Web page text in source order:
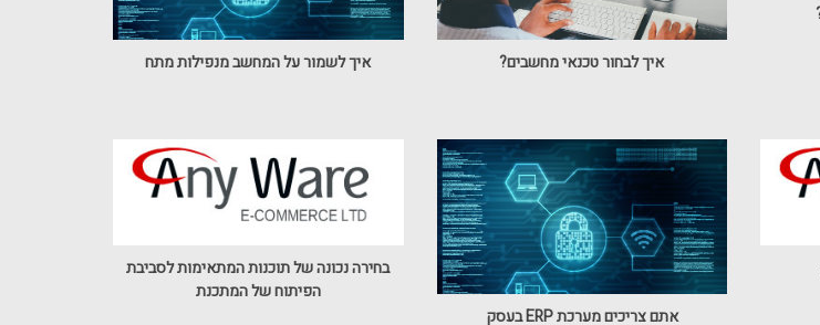
איך לבחור טכנאי מחשבים? איך לשמור על המחשב מנפילות מתח
אתם צריכים מערכת ERP בעסק
בחירה נכונה של תוכנות המתאימות לסביבת
הפיתוח של המתכנת